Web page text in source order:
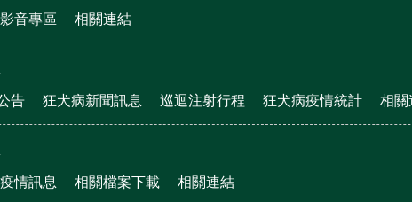
影音專區 相關連結
告 狂犬病新聞訊息 巡迴注射行程 狂犬病疫情統計 相關
疫情訊息 相關檔案下載 相關連結